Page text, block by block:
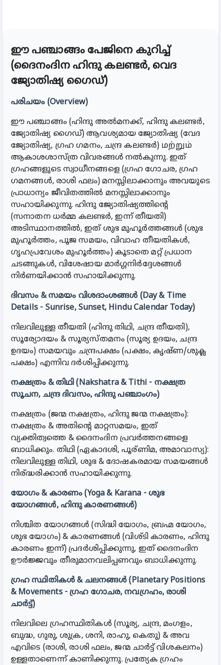
ഈ പഞ്ചാങ്ങം പേജിനെ കുറിച്ച്
(ദൈനംദിന ഹിന്ദു കലണ്ടർ, വെദ
ജ്യോതിഷ്യ ഗൈഡ്)
പരിചയം (Overview)
ഈ പഞ്ചാങ്ങം (ഹിന്ദു അൽമനക്ക്, ഹിന്ദു കലണ്ടർ,
ജ്യോതിഷ്യ ഗൈഡ്) ആവശ്യമായ ജ്യോതിഷ്യ (വേദ
ജ്യോതിഷ്യ, ഗ്രഹ ഗമനം, ചന്ദ്ര കലണ്ടർ) மற்றும்
ആകാശശാസ്ത്ര വിവരങ്ങൾ നൽകുന്നു. ഇത്
ഗ്രഹങ്ങളുടെ സ്വാധീനങ്ങളെ (ഗ്രഹ ഗോചര, ഗ്രഹ
ഗമനങ്ങൾ, രാശി ഫലം) മനസ്സിലാക്കാനും അവയുടെ
പ്രാധാന്യം ജീവിതത്തിൽ മനസ്സിലാക്കാനും
സഹായിക്കുന്നു. ഹിന്ദു ജ്യോതിഷ്യത്തിന്റെ
(സനാതന ധർമ്മ കലണ്ടർ, ഇന്ന് തീയതി)
അടിസ്ഥാനത്തിൽ, ഇത് ശുഭ മുഹൂർത്തങ്ങൾ (ശുഭ
മുഹൂർത്തം, പൂജ സമയം, വിവാഹ തീയതികൾ,
ഗൃഹപ്രവേശം മുഹൂർത്തം) കൂടാതെ മറ്റ് പ്രധാന
ചടങ്ങുകൾ, വിശേഷായ മാർഗ്ഗനിർദ്ദേശങ്ങൾ
നിർണയിക്കാൻ സഹായിക്കുന്നു.
ദിവസം & സമയം വിശദാംശങ്ങൾ (Day & Time
Details - Sunrise, Sunset, Hindu Calendar Today)
നിലവിലുള്ള തീയതി (ഹിന്ദു തിഥി, ചന്ദ്ര തീയതി),
സൂര്യോദയം & സൂര്യസ്തമനം (സൂര്യ ഉദയം, ചന്ദ്ര
ഉദയം) സമയവും ചന്ദ്രപക്ഷം (പക്ഷം, കൃഷ്ണ/ശുക്ല
പക്ഷം) എന്നിവ ദർശിപ്പിക്കുന്നു.
നക്ഷത്രം & തിഥി (Nakshatra & Tithi - നക്ഷത്ര
സൂചന, ചന്ദ്ര ദിവസം, ഹിന്ദു പഞ്ചാംഗം)
നക്ഷത്രം (ജന്മ നക്ഷത്രം, ഹിന്ദു ജന്മ നക്ഷത്രം):
നക്ഷത്രം & അതിന്റെ മാറ്റസമയം, ഇത്
വ്യക്തിത്വത്തെ & ദൈനംദിന പ്രവർത്തനങ്ങളെ
ബാധിക്കും. തിഥി (ഏകാദശി, പൂര്ണിമ, അമാവാസ്യ):
നിലവിലുള്ള തിഥി, ശുഭ & ദോഷകരമായ സമയങ്ങൾ
നിര്ദ്ധരിക്കാൻ സഹായിക്കുന്നു.
യോഗം & കാരണം (Yoga & Karana - ശുഭ
യോഗങ്ങൾ, ഹിന്ദു കാരണങ്ങൾ)
നിശ്ചിത യോഗങ്ങൾ (സിദ്ധി യോഗം, ബ്രഹ്മ യോഗം,
ശുഭ യോഗം) & കാരണങ്ങൾ (വിശ്ടി കാരണം, ഹിന്ദു
കാരണം ഇന്ന്) പ്രദർശിപ്പിക്കുന്നു, ഇത് ദൈനംദിന
ഊർജ്ജവും തീരുമാനവലിപ്പണവും ബാധിക്കുന്നു.
ഗ്രഹ സ്ഥിതികൾ & ചലനങ്ങൾ (Planetary Positions
& Movements - ഗ്രഹ ഗോചര, നവഗ്രഹം, രാശി
ചാർട്ട്)
നിലവിലെ ഗ്രഹസ്ഥിതികൾ (സൂര്യ, ചന്ദ്ര, മംഗളം,
ബുദ്ധ, ഗുരു, ശുക്ര, ശനി, രാഹു, കെതു) & അവ
എവിടെ (രാശി, രാശി ഫലം, ജന്മ ചാർട്ട് വിശകലനം)
ഉള്ളതാണെന്ന് കാണിക്കുന്നു. പ്രത്യേക ഗ്രഹം